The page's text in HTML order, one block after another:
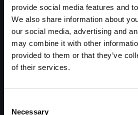
provide social media features and
We also share information about
our social media, advertising and
may combine it with other
provided to them or that they’ve
of their services.
Necessary